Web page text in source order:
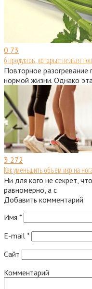
0 73
6 продуктов, которые нельзя
Повторное разогревание
нормой жизни. Однако
3 272
Как уменьшить объем икр на
Ни для кого не секрет,
равномерно, а с
Добавить комментарий
Имя *
E-mail *
Сайт
Комментарий